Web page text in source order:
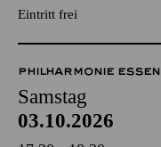
Eintritt frei
PHILHARMONIE ESSEN
Samstag
03.10.2026